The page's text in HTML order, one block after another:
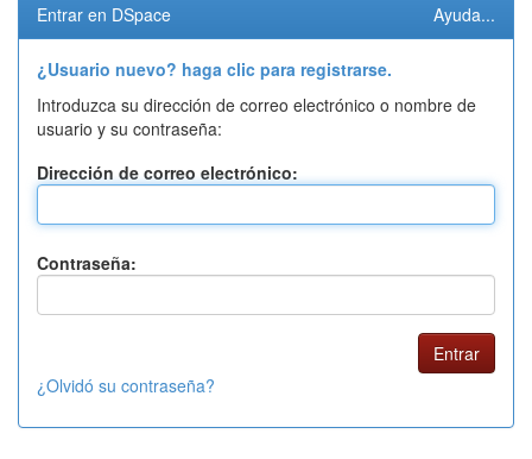
Entrar en DSpace Ayuda...
¿Usuario nuevo? haga clic para registrarse.
Introduzca su dirección de correo electrónico o nombre de
usuario y su contraseña:
Dirección de correo electrónico:
Contraseña:
¿Olvidó su contraseña?